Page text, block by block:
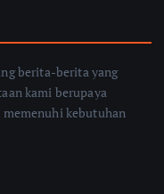
berita-berita yang
kami berupaya
kebutuhan